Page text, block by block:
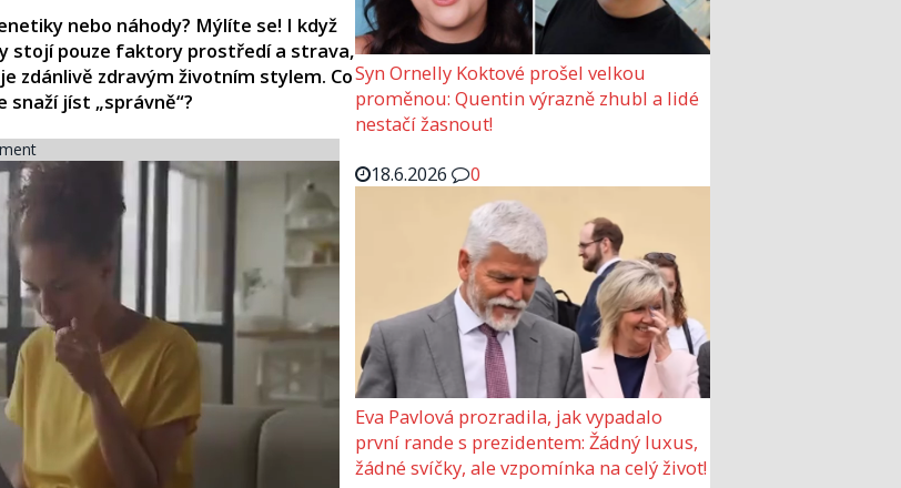
nebo náhody? Mýlíte se! I když
stojí pouze faktory prostředí a strava,
zdánlivě zdravým životním stylem. Co
snaží jíst „správně“?
Syn Ornelly Koktové prošel velkou
proměnou: Quentin výrazně zhubl a lidé
nestačí žasnout!
18.6.2026
0
Eva Pavlová prozradila, jak vypadalo
první rande s prezidentem: Žádný luxus,
žádné svíčky, ale vzpomínka na celý život!